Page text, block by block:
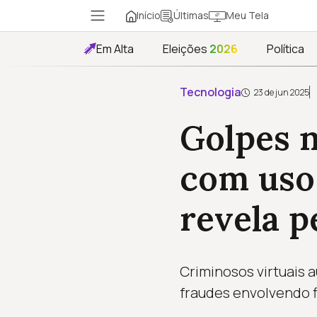
Início Últimas Meu Tela
Em Alta Eleições 2026 Política
Tecnologia 23 de jun 2025
Golpes
com
revela
Criminosos virtuais
fraudes envolvendo